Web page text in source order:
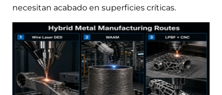
necesitan acabado en superficies críticas.